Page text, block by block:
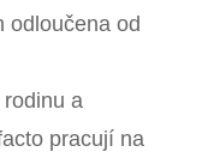
odloučena od
a
pracují na